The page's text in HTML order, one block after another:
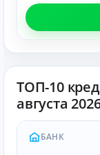
ТОП-10
августа
БАНК